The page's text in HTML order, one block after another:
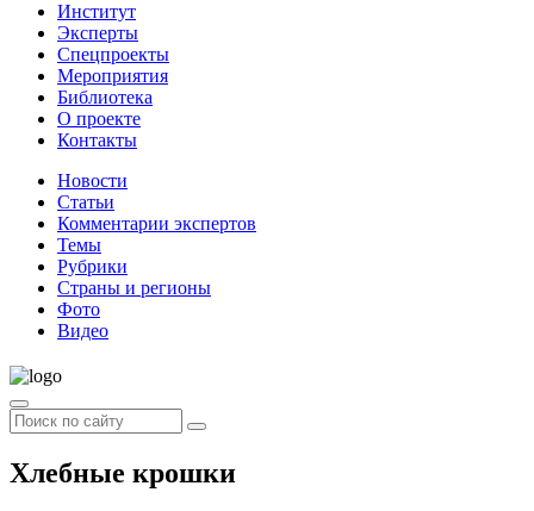
Институт
Эксперты
Спецпроекты
Мероприятия
Библиотека
О проекте
Контакты
Новости
Статьи
Комментарии экспертов
Темы
Рубрики
Страны и регионы
Фото
Видео
Хлебные крошки